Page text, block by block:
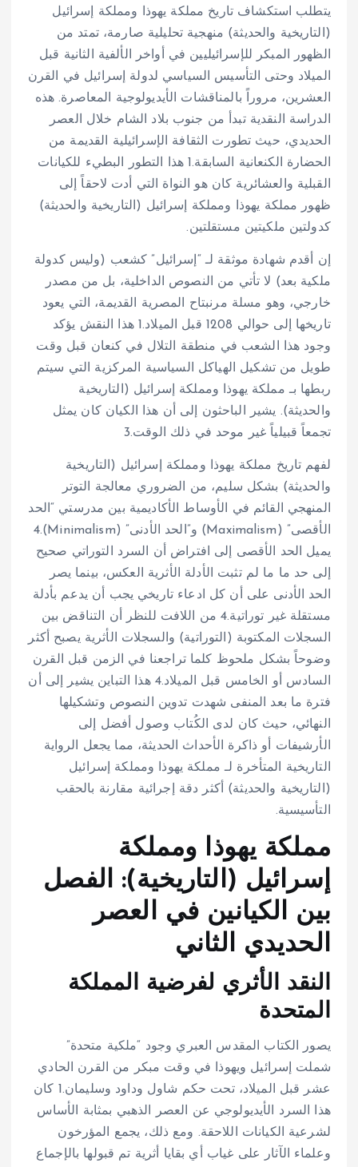
يتطلب استكشاف تاريخ مملكة يهوذا ومملكة إسرائيل
(التاريخية والحديثة) منهجية تحليلية صارمة، تمتد من
الظهور المبكر للإسرائيليين في أواخر الألفية الثانية قبل
الميلاد وحتى التأسيس السياسي لدولة إسرائيل في القرن
العشرين، مروراً بالمناقشات الأيديولوجية المعاصرة. هذه
الدراسة النقدية تبدأ من جنوب بلاد الشام خلال العصر
الحديدي، حيث تطورت الثقافة الإسرائيلية القديمة من
الحضارة الكنعانية السابقة.1هذا التطور البطيء للكيانات
القبلية والعشائرية كان هو النواة التي أدت لاحقاً إلى
ظهور مملكة يهوذا ومملكة إسرائيل (التاريخية والحديثة)
كدولتين ملكيتين مستقلتين.
إن أقدم شهادة موثقة لـ “إسرائيل” كشعب (وليس كدولة
ملكية بعد) لا تأتي من النصوص الداخلية، بل من مصدر
خارجي، وهو مسلة مرنبتاح المصرية القديمة، التي يعود
تاريخها إلى حوالي 1208 قبل الميلاد.
1 هذا النقش يؤكد
وجود هذا الشعب في منطقة التلال في كنعان قبل وقت
طويل من تشكيل الهياكل السياسية المركزية التي سيتم
ربطها بـ مملكة يهوذا ومملكة إسرائيل (التاريخية
والحديثة). يشير الباحثون إلى أن هذا الكيان كان يمثل
تجمعاً قبيلياً غير موحد في ذلك الوقت.3
لفهم تاريخ مملكة يهوذا ومملكة إسرائيل (التاريخية
والحديثة) بشكل سليم، من الضروري معالجة التوتر
المنهجي القائم في الأوساط الأكاديمية بين مدرستي “الحد
الأقصى” (Maximalism) و”الحد الأدنى” (Minimalism).
4
يميل الحد الأقصى إلى افتراض أن السرد التوراتي صحيح
إلى حد ما ما لم تثبت الأدلة الأثرية العكس، بينما يصر
الحد الأدنى على أن كل ادعاء تاريخي يجب أن يدعم بأدلة
مستقلة غير توراتية.4من اللافت للنظر أن التناقض بين
السجلات المكتوبة (التوراتية) والسجلات الأثرية يصبح أكثر
وضوحاً بشكل ملحوظ كلما تراجعنا في الزمن قبل القرن
السادس أو الخامس قبل الميلاد.4 هذا التباين يشير إلى أن
فترة ما بعد المنفى شهدت تدوين النصوص وتشكيلها
النهائي، حيث كان لدى الكُتاب وصول أفضل إلى
الأرشيفات أو ذاكرة الأحداث الحديثة، مما يجعل الرواية
التاريخية المتأخرة لـ مملكة يهوذا ومملكة إسرائيل
(التاريخية والحديثة) أكثر دقة إجرائية مقارنة بالحقب
التأسيسية.
مملكة يهوذا ومملكة
إسرائيل (التاريخية): الفصل
بين الكيانين في العصر
الحديدي الثاني
النقد الأثري لفرضية المملكة
المتحدة
يصور الكتاب المقدس العبري وجود “ملكية متحدة”
شملت إسرائيل ويهوذا في وقت مبكر من القرن الحادي
عشر قبل الميلاد، تحت حكم شاول وداود وسليمان.1 كان
هذا السرد الأيديولوجي عن العصر الذهبي بمثابة الأساس
لشرعية الكيانات اللاحقة. ومع ذلك، يجمع المؤرخون
وعلماء الآثار على غياب أي بقايا أثرية تم قبولها بالإجماع